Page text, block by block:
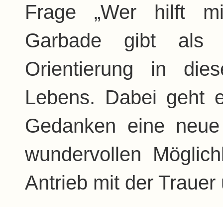
Frage „Wer hilft
Garbade gibt als
Orientierung in
Lebens. Dabei geht
Gedanken eine
wundervollen
Antrieb mit der Trauer